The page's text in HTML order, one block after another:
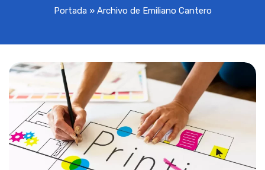
Portada» Archivo de Emiliano Cantero